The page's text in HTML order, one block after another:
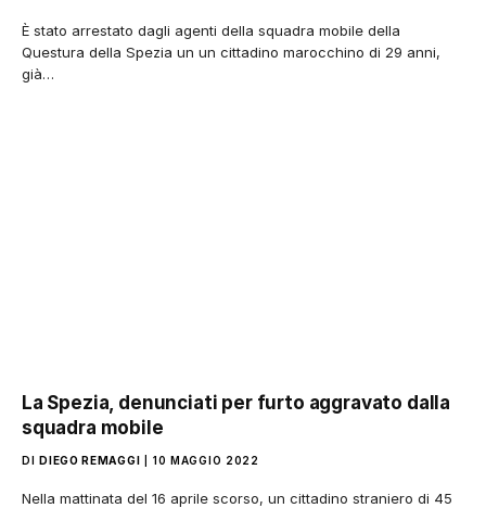
È stato arrestato dagli agenti della squadra mobile della
Questura della Spezia un un cittadino marocchino di 29 anni,
già…
La Spezia, denunciati per furto aggravato dalla
squadra mobile
DI DIEGO REMAGGI 10 MAGGIO 2022
Nella mattinata del 16 aprile scorso, un cittadino straniero di 45